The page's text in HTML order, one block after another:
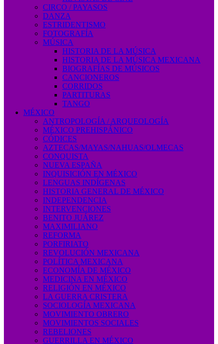
CIRCO / PAYASOS
DANZA
ESTRIDENTISMO
FOTOGRAFÍA
MÚSICA
HISTORIA DE LA MÚSICA
HISTORIA DE LA MÚSICA MEXICANA
BIOGRAFÍAS DE MÚSICOS
CANCIONEROS
CORRIDOS
PARTITURAS
TANGO
MÉXICO
ANTROPOLOGÍA / ARQUEOLOGÍA
MÉXICO PREHISPÁNICO
CÓDICES
AZTECAS/MAYAS/NAHUAS/OLMECAS
CONQUISTA
NUEVA ESPAÑA
INQUISICIÓN EN MÉXICO
LENGUAS INDÍGENAS
HISTORIA GENERAL DE MÉXICO
INDEPENDENCIA
INTERVENCIONES
BENITO JUÁREZ
MAXIMILIANO
REFORMA
PORFIRIATO
REVOLUCIÓN MEXICANA
POLÍTICA MEXICANA
ECONOMÍA DE MÉXICO
MEDICINA EN MÉXICO
RELIGIÓN EN MÉXICO
LA GUERRA CRISTERA
SOCIOLOGÍA MEXICANA
MOVIMIENTO OBRERO
MOVIMIENTOS SOCIALES
REBELIONES
GUERRILLA EN MÉXICO